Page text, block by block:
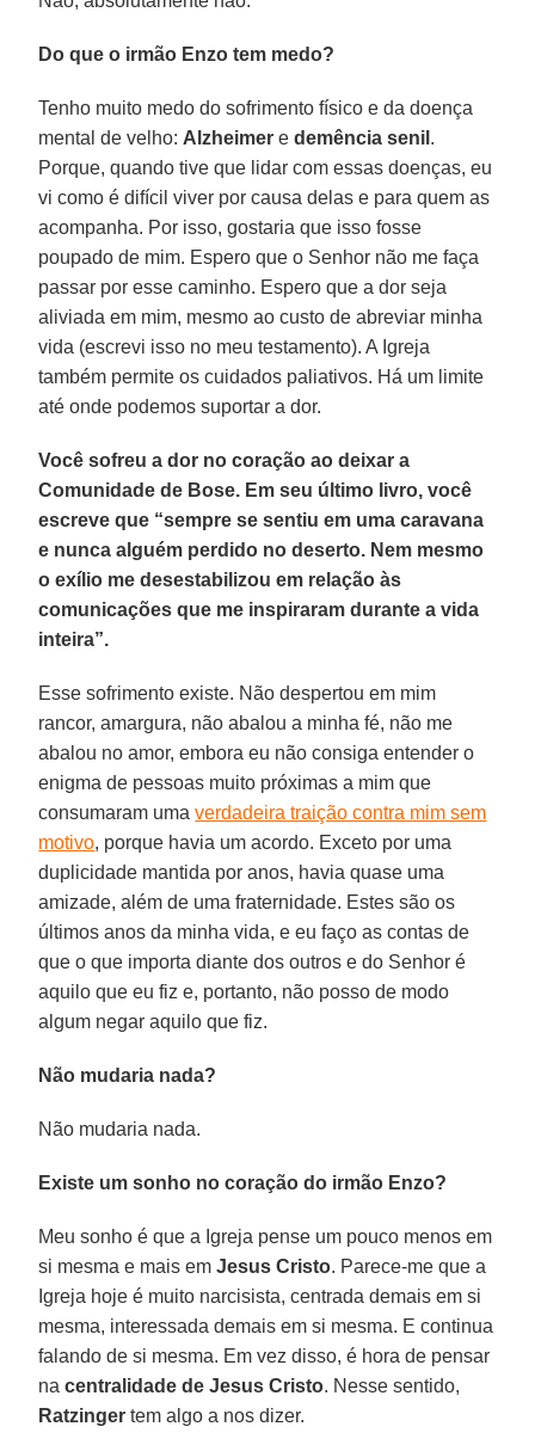
Do que o irmão Enzo tem medo?
Tenho muito medo do sofrimento físico e da doença
mental de velho: Alzheimer edemência senil .
Porque, quando tive que lidar com essas doenças, eu
vi como é difícil viver por causa delas e para quem as
acompanha. Por isso, gostaria que isso fosse
poupado de mim. Espero que o Senhor não me faça
passar por esse caminho. Espero que a dor seja
aliviada em mim, mesmo ao custo de abreviar minha
vida (escrevi isso no meu testamento). A Igreja
também permite os cuidados paliativos. Há um limite
até onde podemos suportar a dor.
Você sofreu a dor no coração ao deixar a
Comunidade de Bose. Em seu último livro, você
escreve que “sempre se sentiu em uma caravana
e nunca alguém perdido no deserto. Nem mesmo
o exílio me desestabilizou em relação às
comunicações que me inspiraram durante a vida
inteira”.
Esse sofrimento existe. Não despertou em mim
rancor, amargura, não abalou a minha fé, não me
abalou no amor, embora eu não consiga entender o
enigma de pessoas muito próximas a mim que
consumaram umaverdadeira traição contra mim sem
motivo, porque havia um acordo. Exceto por uma
duplicidade mantida por anos, havia quase uma
amizade, além de uma fraternidade. Estes são os
últimos anos da minha vida, e eu faço as contas de
que o que importa diante dos outros e do Senhor é
aquilo que eu fiz e, portanto, não posso de modo
algum negar aquilo que fiz.
Não mudaria nada?
Não mudaria nada.
Existe um sonho no coração do irmão Enzo?
Meu sonho é que a Igreja pense um pouco menos em
si mesma e mais emJesus Cristo. Parece-me que a
Igreja hoje é muito narcisista, centrada demais em si
mesma, interessada demais em si mesma. E continua
falando de si mesma. Em vez disso, é hora de pensar
nacentralidade de Jesus Cristo. Nesse sentido,
Ratzinger tem algo a nos dizer.